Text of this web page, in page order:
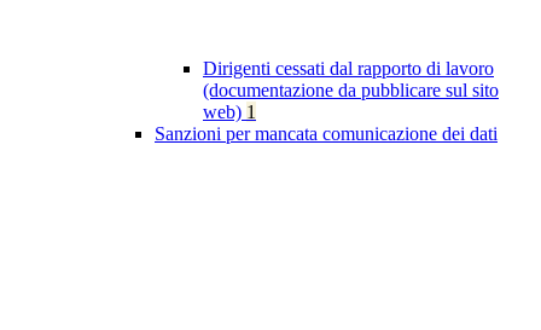
Dirigenti cessati dal rapporto di lavoro
(documentazione da pubblicare sul sito
web) 1
Sanzioni per mancata comunicazione dei dati